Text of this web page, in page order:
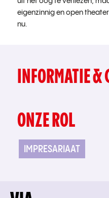
eigenzinnig en open
nu.
INFORMATIE &
ONZE ROL
IMPRESARIAAT